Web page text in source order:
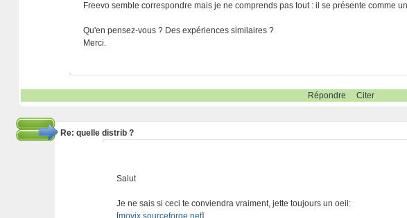
Freevo semble correspondre mais je ne comprends pas tout : il se présente comme
Qu'en pensez-vous ? Des expériences similaires ?
Merci.
Répondre Citer
Re: quelle distrib ?
Salut
Je ne sais si ceci te conviendra vraiment, jette toujours un oeil:
[movix.sourceforge.net]